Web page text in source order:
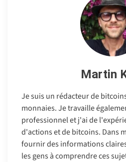
Martin
Je suis un rédacteur de
monnaies. Je travaille
professionnel et j'ai de
d'actions et de bitcoins. Dans
fournir des informations
les gens à comprendre ces